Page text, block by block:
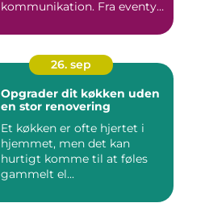
kommunikation. Fra eventyr
26. sep
Opgrader dit køkken uden
en stor renovering
Et køkken er ofte hjertet i
hjemmet, men det kan
hurtigt komme til at føles
gammelt el...